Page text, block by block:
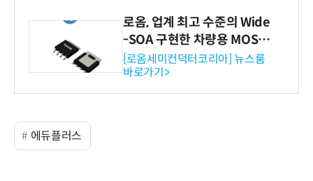
로옴, 업계 최고 수준의 Wide
-SOA 구현한 차량용 MOSF
ET 개발
[로옴세미컨덕터코리아] 뉴스룸
바로가기>
에듀플러스